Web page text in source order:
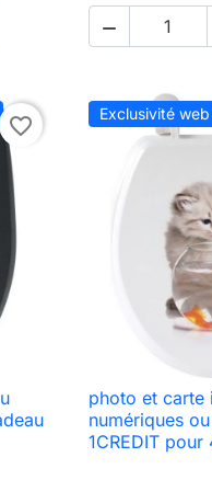
au panier

favorite_border Exclusivité web

photo et carte
numériques
1CREDIT pour